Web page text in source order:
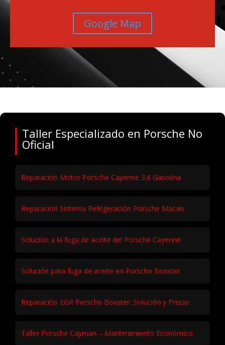
Google Map
Taller Especializado en Porsche No
Oficial
Reparación Motor Porsche Cayenne 3.6 Gasolina
Reparación Sistema Refrigeración Porsche Macan
Solución a la fuga de aceite del Porsche Cayenne
Solución para fuga de aceite en Porsche Boxster
Reparación EGR Porsche Boxster: Solución y Precio
Taller Porsche Cayman – Mantenimiento Económico